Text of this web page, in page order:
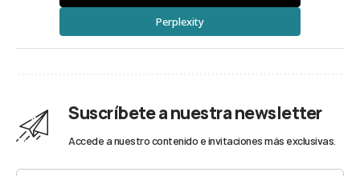
Perplexity
Suscríbete a nuestra newsletter
Accede a nuestro contenido e invitaciones más exclusivas.